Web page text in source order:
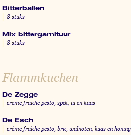
Bitterballen
8 stuks
Mix bittergarnituur
8 stuks
Flammkuchen
De Zegge
crème fraîche pesto, spek, ui en kaas
De Esch
crème fraîche pesto, brie, walnoten, kaas en honing